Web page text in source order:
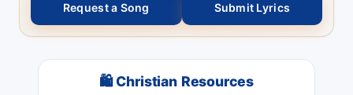
Request a Song Submit Lyrics
🛍 Christian Resources